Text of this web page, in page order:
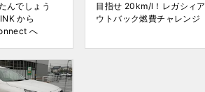
んでしょう
から
へ
目指せ 20km/l！レガシィア
ウトバック燃費チャレンジ